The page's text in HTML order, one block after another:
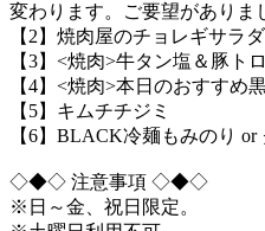
変わります。ご要望がありま
【2】焼肉屋のチョレギサラダ
【3】<焼肉>牛タン塩＆豚トロ
【4】<焼肉>本日のおすすめ
【5】キムチチジミ
【6】BLACK冷麺もみのり
◇◆◇ 注意事項 ◇◆◇
※日～金、祝日限定。